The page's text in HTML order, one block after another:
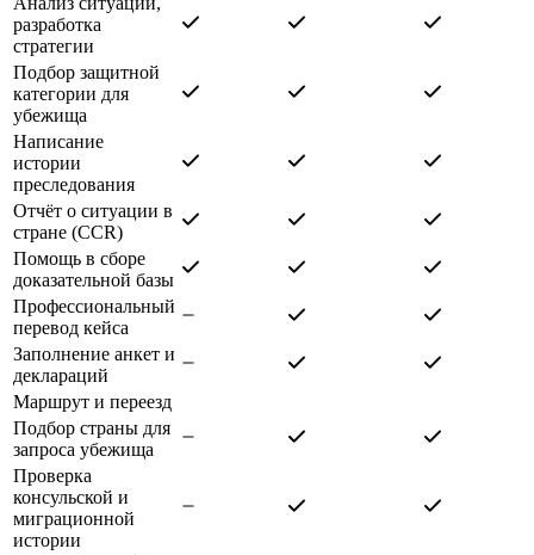
разработка
стратегии
Подбор защитной
категории для
убежища
Написание
истории
преследования
Отчёт о ситуации в
стране (CCR)
Помощь в сборе
доказательной базы
Профессиональный
перевод кейса
Заполнение анкет и
деклараций
Маршрут и переезд
Подбор страны для
запроса убежища
Проверка
консульской и
миграционной
истории